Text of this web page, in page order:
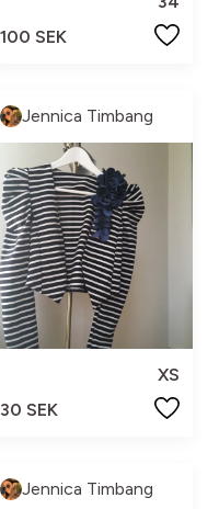
100 SEK
Jennica Timbang
XS
30 SEK
Jennica Timbang